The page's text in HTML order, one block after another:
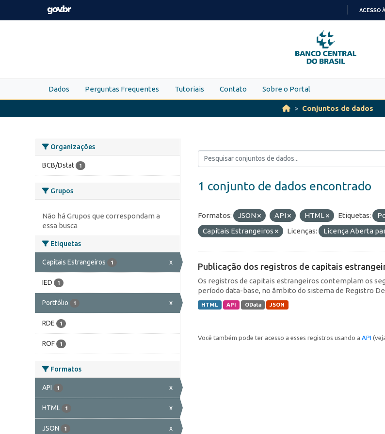
Skip to main content
PARA
O
CONTEÚDO
ACESSO
Dados Perguntas Frequentes Tutoriais Contato Sobre o Portal
Conjuntos de dados
Organizações
BCB/Dstat 1
Grupos
Não há Grupos que correspondam a
essa busca
Etiquetas
Capitais Estrangeiros 1 x
IED 1
Portfólio 1 x
RDE 1
ROF 1
Formatos
API 1 x
HTML 1 x
JSON 1 x
1 conjunto de dados encontrado
Formatos: JSON API HTML Etiquetas:
Capitais Estrangeiros
Licenças: Licença Aberta
Publicação dos registros de capitais
Os registros de capitais estrangeiros contemplam os
período data-base, no âmbito do sistema de Registro
HTML API OData JSON
Você também pode ter acesso a esses registros usando a API